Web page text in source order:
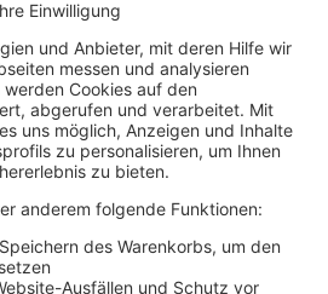
Produktschulungen